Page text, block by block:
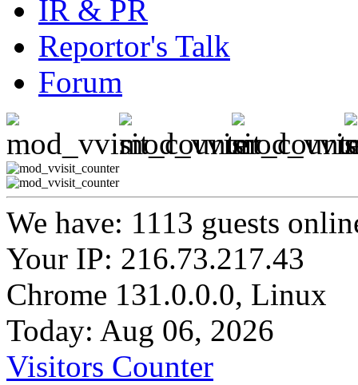
IR & PR
Reportor's Talk
Forum
We have: 1113 guests
Your IP: 216.73.217.43
Chrome 131.0.0.0, Linux
Today: Aug 06, 2026
Visitors Counter